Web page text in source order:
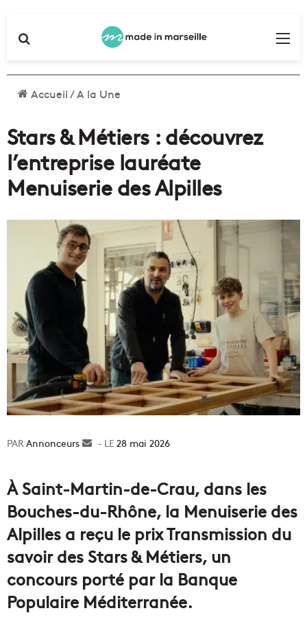
Accueil/A la Une
Stars & Métiers : découvrez
l’entreprise lauréate
Menuiserie des Alpilles
Annonceurs
Envoyer28 mai 2026
À Saint-Martin-de-Crau, dans les
Bouches-du-Rhône, la Menuiserie des
Alpilles a reçu le prix Transmission du
savoir des Stars & Métiers, un
concours porté par la Banque
Populaire Méditerranée.